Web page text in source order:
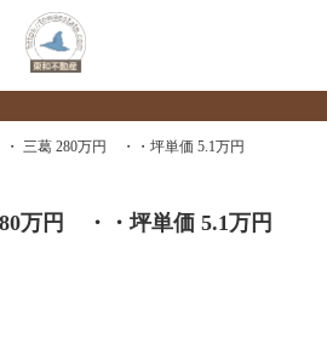
索物件の詳細
****
・ 三葛 280万円 ・・坪単価 5.1万円
万円 ・・坪単価 5.1万円